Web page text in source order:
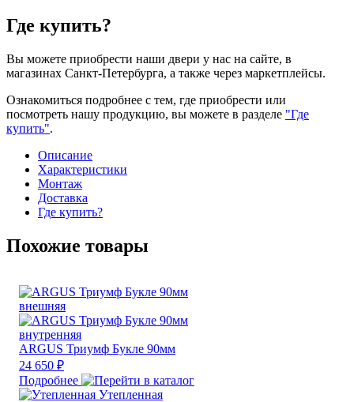
Где купить?
Вы можете приобрести наши двери у нас на сайте, в
магазинах Санкт-Петербурга, а также через маркетплейсы.
Ознакомиться подробнее с тем, где приобрести или
посмотреть нашу продукцию, вы можете в разделе "Где
купить".
Описание
Характеристики
Монтаж
Доставка
Где купить?
Похожие товары
ARGUS Триумф Букле 90мм
24 650 ₽
Подробнее
Утепленная